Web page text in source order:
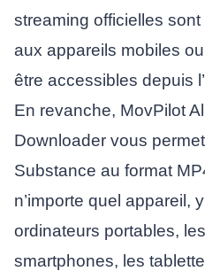
streaming officielles
aux appareils mobiles
être accessibles depuis
En revanche, MovPilot
Downloader vous
Substance au format
n’importe quel appareil,
ordinateurs portables,
smartphones, les